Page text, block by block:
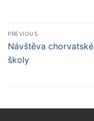
Navigace
pro
příspěvek
PREVIOUS
Předchozí
příspěvek
Návštěva chorvatské
školy